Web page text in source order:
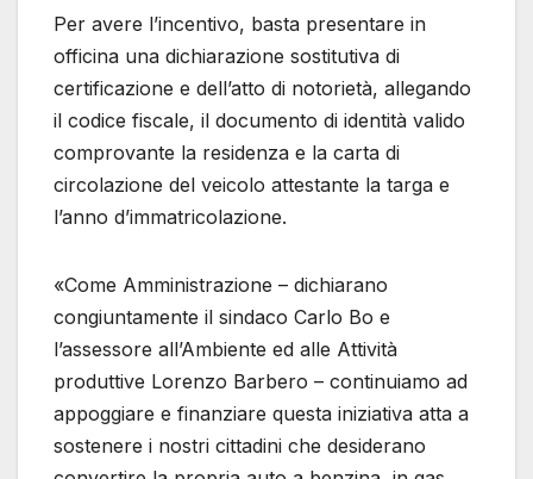
Per avere l’incentivo, basta presentare in
officina una dichiarazione sostitutiva di
certificazione e dell’atto di notorietà, allegando
il codice fiscale, il documento di identità valido
comprovante la residenza e la carta di
circolazione del veicolo attestante la targa e
l’anno d’immatricolazione.
«Come Amministrazione – dichiarano
congiuntamente il sindaco Carlo Bo e
l’assessore all’Ambiente ed alle Attività
produttive Lorenzo Barbero – continuiamo ad
appoggiare e finanziare questa iniziativa atta a
sostenere i nostri cittadini che desiderano